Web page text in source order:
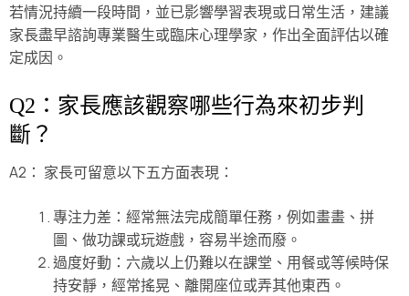
若情況持續一段時間，並已影響學習表現或日常生活，建議
家長盡早諮詢專業醫生或臨床心理學家，作出全面評估以確
定成因。
Q2：家長應該觀察哪些行為來初步判
斷？
A2： 家長可留意以下五方面表現：
專注力差：經常無法完成簡單任務，例如畫畫、拼
圖、做功課或玩遊戲，容易半途而廢。
過度好動：六歲以上仍難以在課堂、用餐或等候時保
持安靜，經常搖晃、離開座位或弄其他東西。